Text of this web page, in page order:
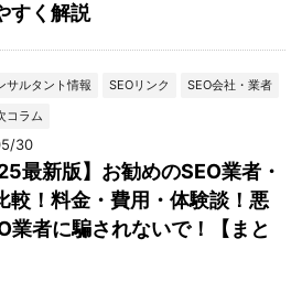
すく解説
サルタント情報 SEOリンク
SEO会社・業者
コラム
30
最新版】お勧めのSEO業者・
較！料金・費用・体験談！悪
業者に騙されないで！【まと